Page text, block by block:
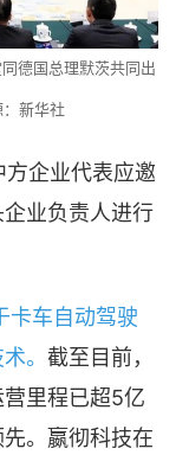
德国总理默茨共同出
新华社
企业代表应邀
业负责人进行
卡车自动驾驶
。 截至目前，
里程已超5亿
。嬴彻科技在